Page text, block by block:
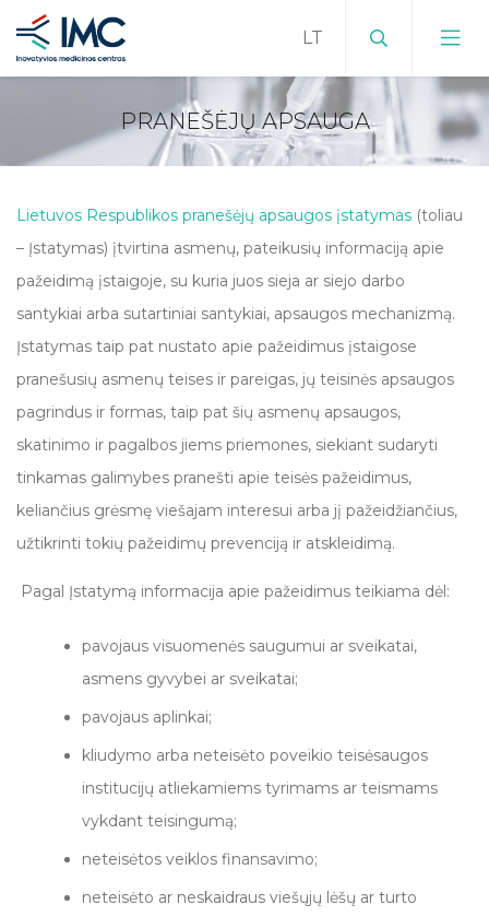
Istorija
Kaip mus rasti
Veiklos dokumentai
Struktūra
Kontaktai
Mokslinės veiklos kryptys
Projektai
Doktorantūra
Akademinės etikos komisija
Gyvūnų gerovės taryba
Biobankas
IMC APC
APC įranga
APC paslaugos
PRANEŠĖJŲ APSAUGA
Lietuvos Respublikos pranešėjų apsaugos įstatymas (toliau
– Įstatymas) įtvirtina asmenų, pateikusių informaciją apie
pažeidimą įstaigoje, su kuria juos sieja ar siejo darbo
santykiai arba sutartiniai santykiai, apsaugos mechanizmą.
Įstatymas taip pat nustato apie pažeidimus įstaigose
pranešusių asmenų teises ir pareigas, jų teisinės apsaugos
pagrindus ir formas, taip pat šių asmenų apsaugos,
skatinimo ir pagalbos jiems priemones, siekiant sudaryti
tinkamas galimybes pranešti apie teisės pažeidimus,
keliančius grėsmę viešajam interesui arba jį pažeidžiančius,
užtikrinti tokių pažeidimų prevenciją ir atskleidimą.
Pagal Įstatymą informacija apie pažeidimus teikiama dėl:
pavojaus visuomenės saugumui ar sveikatai,
asmens gyvybei ar sveikatai;
pavojaus aplinkai;
kliudymo arba neteisėto poveikio teisėsaugos
institucijų atliekamiems tyrimams ar teismams
vykdant teisingumą;
neteisėtos veiklos finansavimo;
neteisėto ar neskaidraus viešųjų lėšų ar turto